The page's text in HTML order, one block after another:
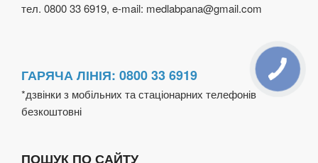
тел. 0800 33 6919, e-mail: medlabpana@gmail.com
ГАРЯЧА ЛІНІЯ: 0800 33 6919
*дзвінки з мобільних та стаціонарних телефонів
безкоштовні
ПОШУК ПО САЙТУ